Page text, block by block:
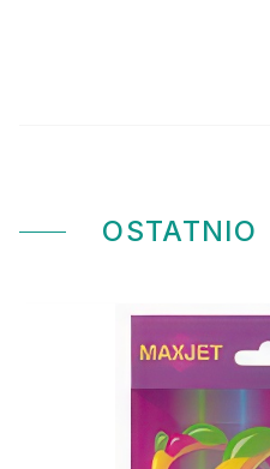
OSTATNIO